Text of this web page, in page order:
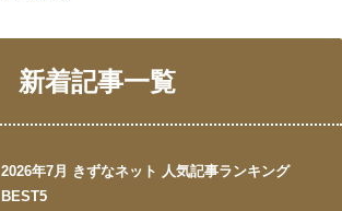
新着記事一覧
2026年7月 きずなネット 人気記事ランキング
BEST5